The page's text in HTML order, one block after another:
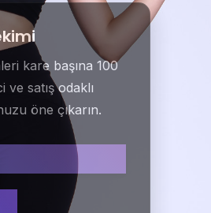
kare başına 100
satış odaklı
öne çıkarın.